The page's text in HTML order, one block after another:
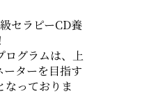
セラピーCD養
ログラムは、上
ターを目指す
なっておりま